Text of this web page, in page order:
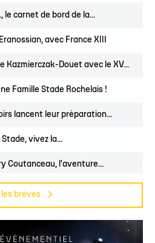
le carnet de bord de la...
Eranossian, avec France XIII
Kazmierczak-Douet avec le XV...
Famille Stade Rochelais !
lancent leur préparation...
vivez la...
Coutanceau, l'aventure...
dates de mises en...
les brèves